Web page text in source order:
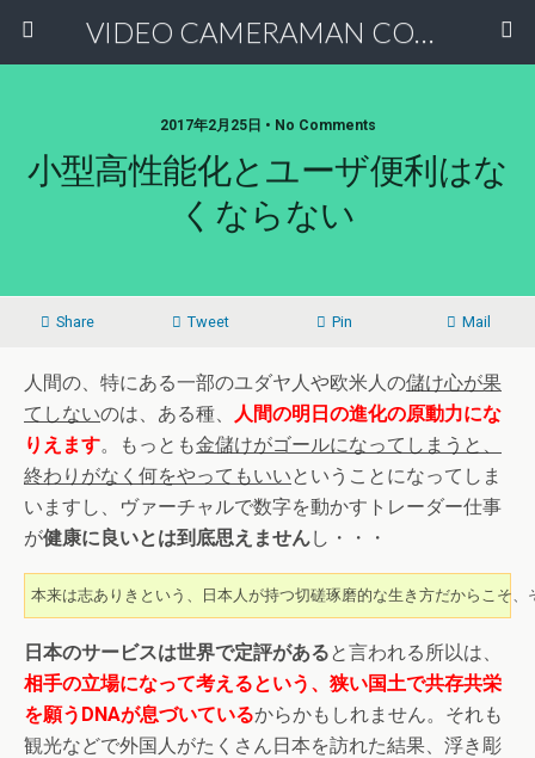
VIDEO CAMERAMAN COMMUNITY
2017年2月25日 • No Comments
小型高性能化とユーザ便利はな
くならない
Share Tweet Pin Mail
人間の、特にある一部のユダヤ人や欧米人の儲け心が果
てしないのは、ある種、
人間の明日の進化の原動力にな
りえます。もっとも金儲けがゴールになってしまうと、
終わりがなく何をやってもいいということになってしま
いますし、ヴァーチャルで数字を動かすトレーダー仕事
が健康に良いとは到底思えませんし・・・
本来は志ありきという、日本人が持つ切磋琢磨的な生き方だからこそ
日本のサービスは世界で定評があると言われる所以は、
相手の立場になって考えるという、狭い国土で共存共栄
を願うDNAが息づいているからかもしれません。それも
観光などで外国人がたくさん日本を訪れた結果、浮き彫